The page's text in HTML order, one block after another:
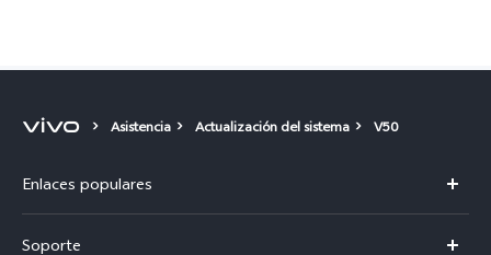
Asistencia Actualización del sistema V50
Enlaces populares
Soporte